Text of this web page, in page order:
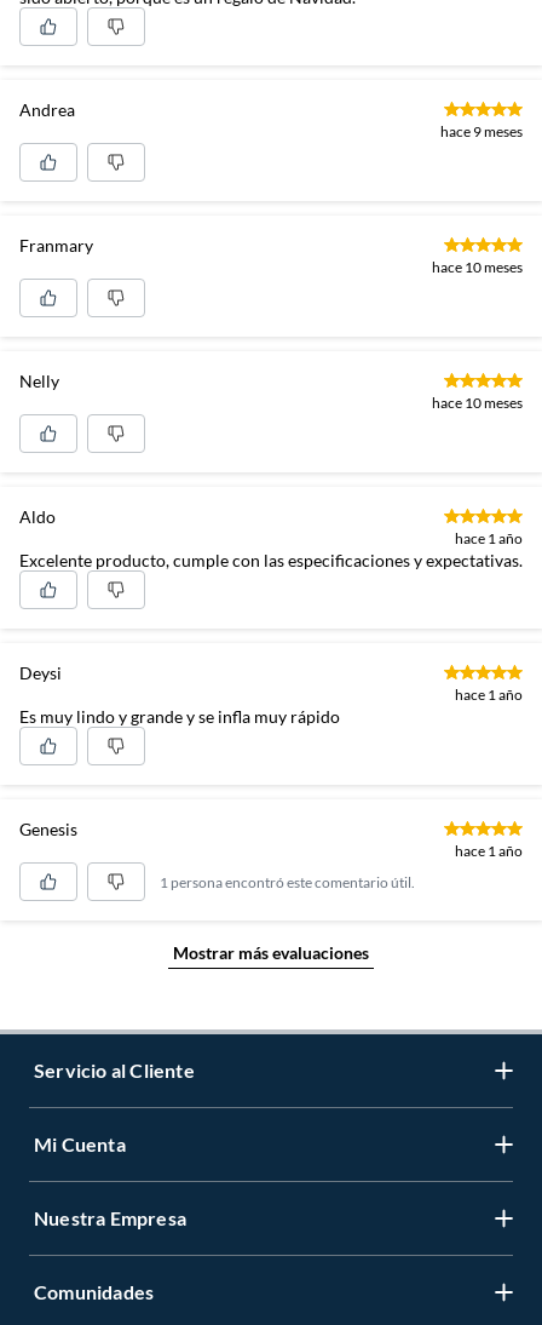
Andrea
hace 9 meses
Franmary
hace 10 meses
Nelly
hace 10 meses
Aldo
hace 1 año
Excelente producto, cumple con las especificaciones y expectativas.
Deysi
hace 1 año
Es muy lindo y grande y se infla muy rápido
Genesis
hace 1 año
1 persona encontró este comentario útil.
Mostrar más evaluaciones
Servicio al Cliente
Contáctanos
Tiendas y horarios
Mi Cuenta
Registrate
Nuestra Empresa
Sobre Nosotros
Comunidades